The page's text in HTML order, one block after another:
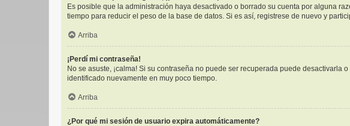
Es posible que la administración haya desactivado o borrado su cuenta por alguna
tiempo para reducir el peso de la base de datos. Si es así, registrese de nuevo y
Arriba
¡Perdí mi contraseña!
No se asuste, ¡calma! Si su contraseña no puede ser recuperada puede desactivarla
identificado nuevamente en muy poco tiempo.
Arriba
¿Por qué mi sesión de usuario expira automáticamente?